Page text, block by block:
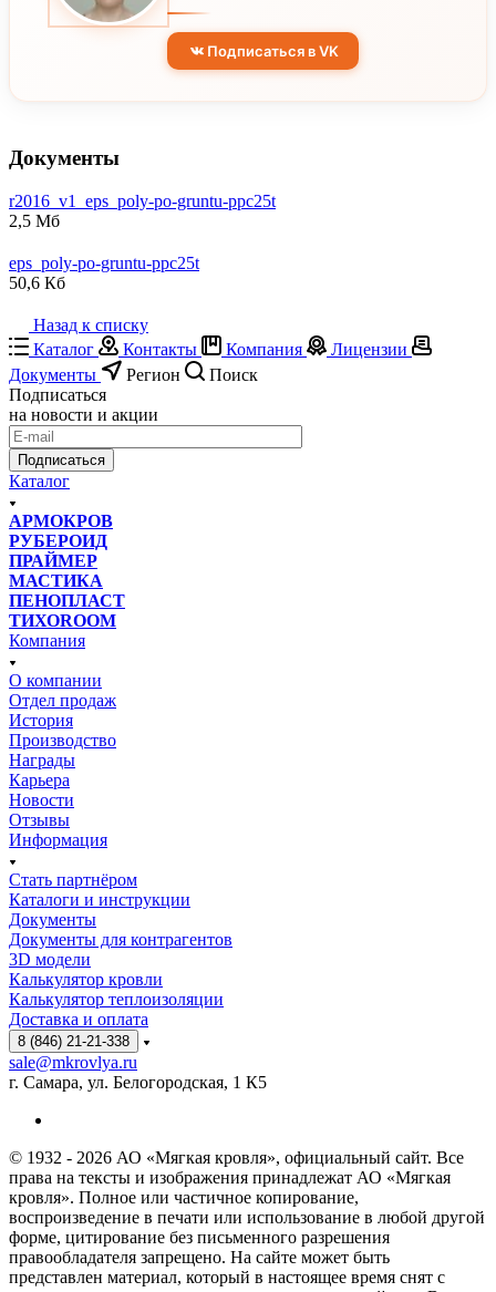
Подписаться в VK
Документы
r2016_v1_eps_poly-po-gruntu-ppc25t
2,5 Мб
eps_poly-po-gruntu-ppc25t
50,6 Кб
Назад к списку
Каталог
Контакты Компания
Лицензии
Документы
Регион
Поиск
Подписаться
на новости и акции
Подписаться
Каталог
АРМОКРОВ
РУБЕРОИД
ПРАЙМЕР
МАСТИКА
ПЕНОПЛАСТ
ТИХОROOM
Компания
О компании
Отдел продаж
История
Производство
Награды
Карьера
Новости
Отзывы
Информация
Стать партнёром
Каталоги и инструкции
Документы
Документы для контрагентов
3D модели
Калькулятор кровли
Калькулятор теплоизоляции
Доставка и оплата
8 (846) 21-21-338
sale@mkrovlya.ru
г. Самара, ул. Белогородская, 1 К5
© 1932 - 2026 АО «Мягкая кровля», официальный сайт. Все
права на тексты и изображения принадлежат АО «Мягкая
кровля». Полное или частичное копирование,
воспроизведение в печати или использование в любой другой
форме, цитирование без письменного разрешения
правообладателя запрещено. На сайте может быть
представлен материал, который в настоящее время снят с